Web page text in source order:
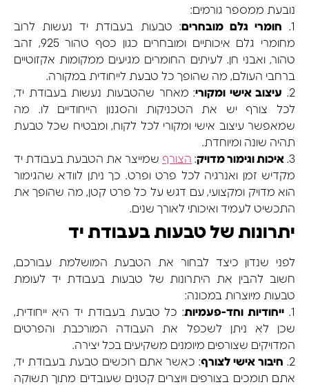
נובעת ממספר גורמים:
1.
חומרי גלם מובחרים: טבעות בעבודת יד נעשות לרוב
מחומרי גלם איכותיים ומובחרים כגון כסף טהור 925, זהב
טהור, ואבני חן. לעיתים החומרים מגיעים ממקומות אקזוטיים
ברחבי העולם, מה שהופך כל טבעת לייחודית במקורה.
2.
עיצוב אישי ומקורי: מאחר שהטבעות נעשות בעבודת יד,
לכל צורף יש את הטכניקות והסגנון הייחודיים לו. מה
שמאפשר עיצוב אישי ומקורי לכל לקוח, ומבטיח שכל טבעת
תהיה שונה ומיוחדת.
3. איכות וגימור מדויק: הצורף שמייצר את הטבעת בעבודת יד
מקדיש זמן ואנרגיה לכל פרט ופרט. כך ניתן לוודא שהגימור
הוא מדויק ומקצועי, עם דגש על כל פרט קטן, מה שהופך את
התכשיט לעמיד ואיכותי לאורך שנים.
יתרונות של טבעות בעבודת יד
לפני שנדון כיצד לבחור את הטבעת המושלמת עבורכם,
חשוב להבין את היתרונות של טבעות בעבודת יד לעומת
טבעות מיוצרות במכונה:
1.
ייחודיות וחד-פעמיות: כל טבעת בעבודת יד היא ייחודית,
שכן לא ניתן לשכפל את העבודה המורכבת והפרטים
המדויקים שצורפים מיומנים משקיעים בכל יצירה.
2.
חיבור אישי לצורף: כאשר אתם רוכשים טבעת בעבודת יד,
אתם תומכים בצורפים ויוצרים קטנים שעובדים מתוך תשוקה